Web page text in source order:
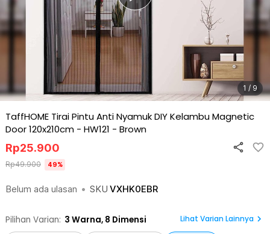
1 / 9
TaffHOME Tirai Pintu Anti Nyamuk DIY Kelambu Magnetic
Door 120x210cm - HW121 - Brown
Belum ada ulasan • SKU VXHK0EBR
Rp25.900
Rp49.900 49%
Pilihan Varian: 3 Warna, 8 Dimensi Lihat Varian Lainnya